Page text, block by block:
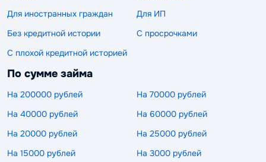
Для иностранных граждан
Для ИП
Без кредитной истории
С просрочками
С плохой кредитной историей
По сумме займа
На 200000 рублей
На 70000 рублей
На 40000 рублей
На 60000 рублей
На 20000 рублей
На 25000 рублей
На 15000 рублей
На 3000 рублей